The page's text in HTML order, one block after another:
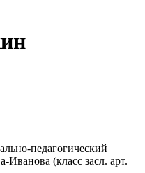
педагогический
(класс засл. арт.